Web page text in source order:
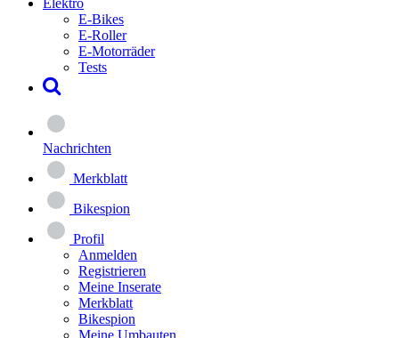
Elektro
E-Bikes
E-Roller
E-Motorräder
Tests
Nachrichten
Merkblatt
Bikespion
Profil
Anmelden
Registrieren
Meine Inserate
Merkblatt
Bikespion
Meine Umbauten